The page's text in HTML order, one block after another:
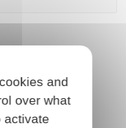
and
over what
activate